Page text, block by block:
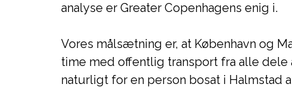
analyse er Greater Copenhagens enig i.
Vores målsætning er, at København og
time med offentlig transport fra alle
naturligt for en person bosat i Halmstad